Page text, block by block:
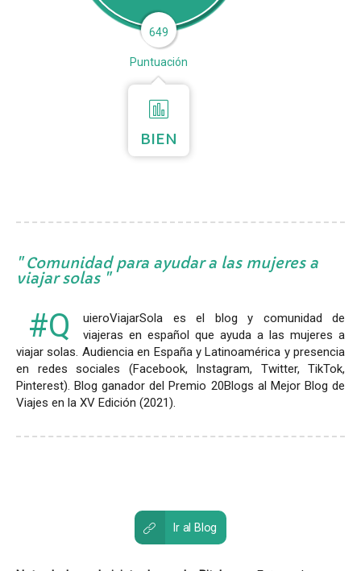
649
Puntuación
BIEN
Comunidad para ayudar a las mujeres a
viajar solas
#Q
uieroViajarSola es el blog y comunidad de
viajeras en español que ayuda a las mujeres a
viajar solas. Audiencia en España y Latinoamérica y presencia
en redes sociales (Facebook, Instagram, Twitter, TikTok,
Pinterest). Blog ganador del Premio 20Blogs al Mejor Blog de
Viajes en la XV Edición (2021).
Ir al Blog